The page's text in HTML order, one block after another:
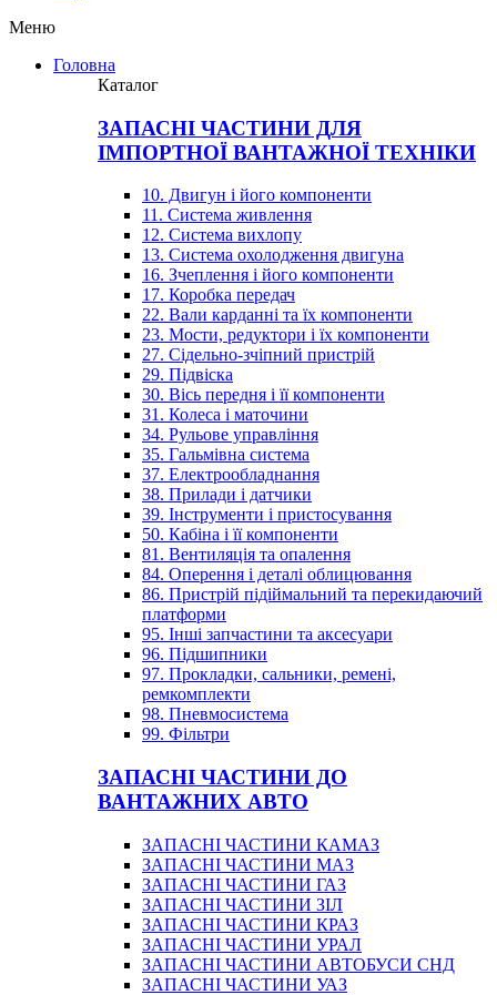
Меню
Головна
Каталог
ЗАПАСНІ ЧАСТИНИ ДЛЯ
ІМПОРТНОЇ ВАНТАЖНОЇ ТЕХНІКИ
10. Двигун і його компоненти
11. Система живлення
12. Система вихлопу
13. Система охолодження двигуна
16. Зчеплення і його компоненти
17. Коробка передач
22. Вали карданні та їх компоненти
23. Мости, редуктори і їх компоненти
27. Сідельно-зчіпний пристрій
29. Підвіска
30. Вісь передня і її компоненти
31. Колеса і маточини
34. Рульове управління
35. Гальмівна система
37. Електрообладнання
38. Прилади і датчики
39. Інструменти і пристосування
50. Кабіна і її компоненти
81. Вентиляція та опалення
84. Оперення і деталі облицювання
86. Пристрій підіймальний та перекидаючий
платформи
95. Інші запчастини та аксесуари
96. Підшипники
97. Прокладки, сальники, ремені,
ремкомплекти
98. Пневмосистема
99. Фільтри
ЗАПАСНІ ЧАСТИНИ ДО
ВАНТАЖНИХ АВТО
ЗАПАСНІ ЧАСТИНИ КАМАЗ
ЗАПАСНІ ЧАСТИНИ МАЗ
ЗАПАСНІ ЧАСТИНИ ГАЗ
ЗАПАСНІ ЧАСТИНИ ЗІЛ
ЗАПАСНІ ЧАСТИНИ КРАЗ
ЗАПАСНІ ЧАСТИНИ УРАЛ
ЗАПАСНІ ЧАСТИНИ АВТОБУСИ СНД
ЗАПАСНІ ЧАСТИНИ УАЗ